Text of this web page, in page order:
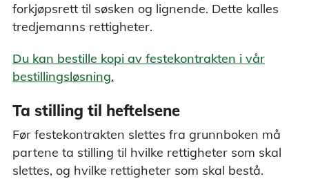
forkjøpsrett til søsken og lignende. Dette kalles
tredjemanns rettigheter.
Du kan bestille kopi av festekontrakten i vår
bestillingsløsning.
Ta stilling til heftelsene
Før festekontrakten slettes fra grunnboken må
partene ta stilling til hvilke rettigheter som skal
slettes, og hvilke rettigheter som skal bestå.